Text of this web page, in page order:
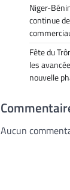
Niger-
continue
Fête du
les
nouvelle
Aucun